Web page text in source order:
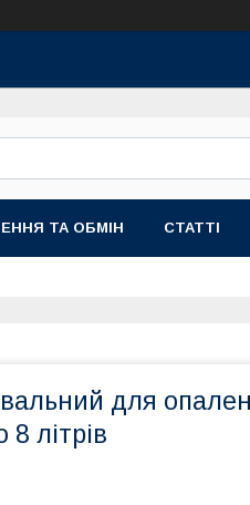
ТА ОБМІН СТАТТІ
для
літрів